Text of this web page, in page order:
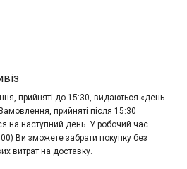
прийняті до 15:30, видаються «день
прийняті після 15:30
на наступний день. У робочий час
Ви зможете забрати покупку без
витрат на доставку.